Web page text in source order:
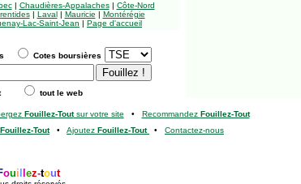
| Chaudières-Appalaches| Côte-Nord
| Laval| Mauricie | Montérégie
Lac-Saint-Jean | Page d'accueil
Cotes boursières
tout le web
Fouillez-Toutsur votre site • Recommandez Fouillez-Tout
Fouillez-Tout• Ajoutez Fouillez-Tout • Contactez-nous
oui ez-tout